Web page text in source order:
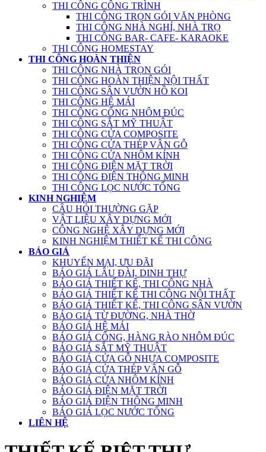
THI CÔNG CÔNG TRÌNH
THI CÔNG TRỌN GÓI VĂN PHÒNG
THI CÔNG NHÀ NGHỈ, NHÀ TRỌ
THI CÔNG BAR- CAFE- KARAOKE
THI CÔNG HOMESTAY
THI CÔNG HOÀN THIỆN
THI CÔNG NHÀ TRỌN GÓI
THI CÔNG HOÀN THIỆN NỘI THẤT
THI CÔNG SÂN VƯỜN HỒ KOI
THI CÔNG HỆ MÁI
THI CÔNG CỔNG NHÔM ĐÚC
THI CÔNG SẮT MỸ THUẬT
THI CÔNG CỬA COMPOSITE
THI CÔNG CỬA THÉP VÂN GỖ
THI CÔNG CỬA NHÔM KÍNH
THI CÔNG ĐIỆN MẶT TRỜI
THI CÔNG ĐIỆN THÔNG MINH
THI CÔNG LỌC NƯỚC TỔNG
KINH NGHIỆM
CÂU HỎI THƯỜNG GẶP
VẬT LIỆU XÂY DỰNG MỚI
CÔNG NGHỆ XÂY DỰNG MỚI
KINH NGHIỆM THIẾT KẾ THI CÔNG
BÁO GIÁ
KHUYẾN MẠI, ƯU ĐÃI
BÁO GIÁ LÂU ĐÀI, DINH THỰ
BÁO GIÁ THIẾT KẾ, THI CÔNG NHÀ
BÁO GIÁ THIẾT KẾ THI CÔNG NỘI THẤT
BÁO GIÁ THIẾT KẾ, THI CÔNG SÂN VƯỜN
BÁO GIÁ TỪ ĐƯỜNG, NHÀ THỜ
BÁO GIÁ HỆ MÁI
BÁO GIÁ CỔNG, HÀNG RÀO NHÔM ĐÚC
BÁO GIÁ SẮT MỸ THUẬT
BÁO GIÁ CỬA GỖ NHỰA COMPOSITE
BÁO GIÁ CỬA THÉP VÂN GỖ
BÁO GIÁ CỬA NHÔM KÍNH
BÁO GIÁ ĐIỆN MẶT TRỜI
BÁO GIÁ ĐIỆN THÔNG MINH
BÁO GIÁ LỌC NƯỚC TỔNG
LIÊN HỆ